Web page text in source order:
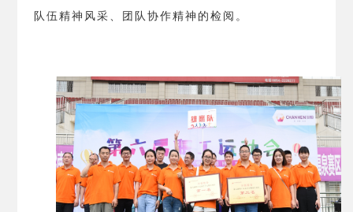
队伍精神风采、团队协作精神的检阅。